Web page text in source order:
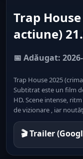
Trap
actiune)
📅 Adăugat:
Trap House 2025
Subtitrat este un film
HD. Scene intense,
de vizionare , iar
🎬 Trailer